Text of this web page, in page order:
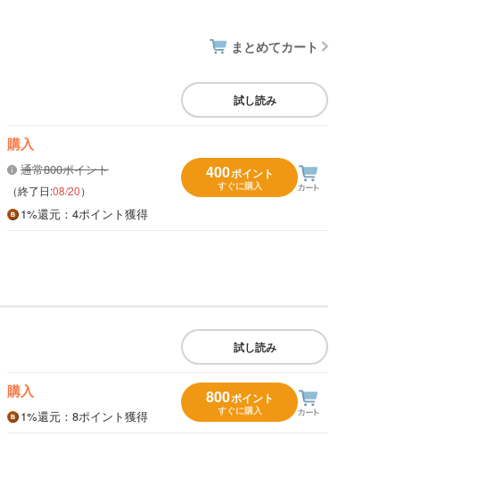
まとめてカート
試し読み
購入
通常800ポイント
（終了日:08/20）
1%還元 ：4ポイント獲得
400ポイント
すぐに購入
試し読み
購入
1%還元 ：8ポイント獲得
800ポイント
すぐに購入